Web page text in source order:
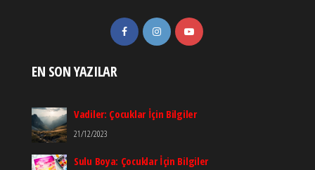
EN SON YAZILAR
Vadiler: Çocuklar İçin Bilgiler
21/12/2023
Sulu Boya: Çocuklar İçin Bilgiler